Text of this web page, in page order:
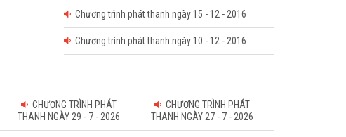
Chương trình phát thanh ngày 15 - 12 - 2016
Chương trình phát thanh ngày 10 - 12 - 2016
CHƯƠNG TRÌNH PHÁT
THANH NGÀY 29 - 7 - 2026
CHƯƠNG TRÌNH PHÁT
THANH NGÀY 27 - 7 - 2026